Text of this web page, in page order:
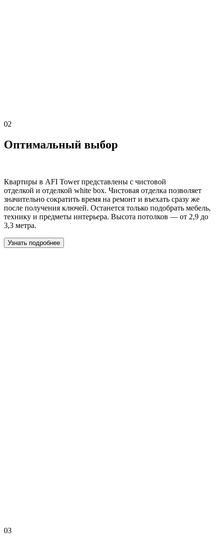
02
Оптимальный выбор
Квартиры в AFI Tower представлены с чистовой
отделкой и отделкой white box. Чистовая отделка позволяет
значительно сократить время на ремонт и въехать сразу же
после получения ключей. Останется только подобрать мебель,
технику и предметы интерьера. Высота потолков — от 2,9 до
3,3 метра.
Узнать подробнее
03